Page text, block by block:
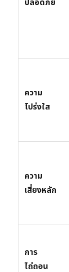
ปลอดภัย
ความ
โปร่งใส
ความ
เสี่ยงหลัก
การ
ไถ่ถอน